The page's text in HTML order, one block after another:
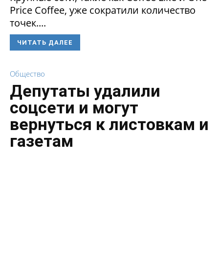
Price Coffee, уже сократили количество
точек....
ЧИТАТЬ ДАЛЕЕ
Общество
Депутаты удалили
соцсети и могут
вернуться к листовкам и
газетам